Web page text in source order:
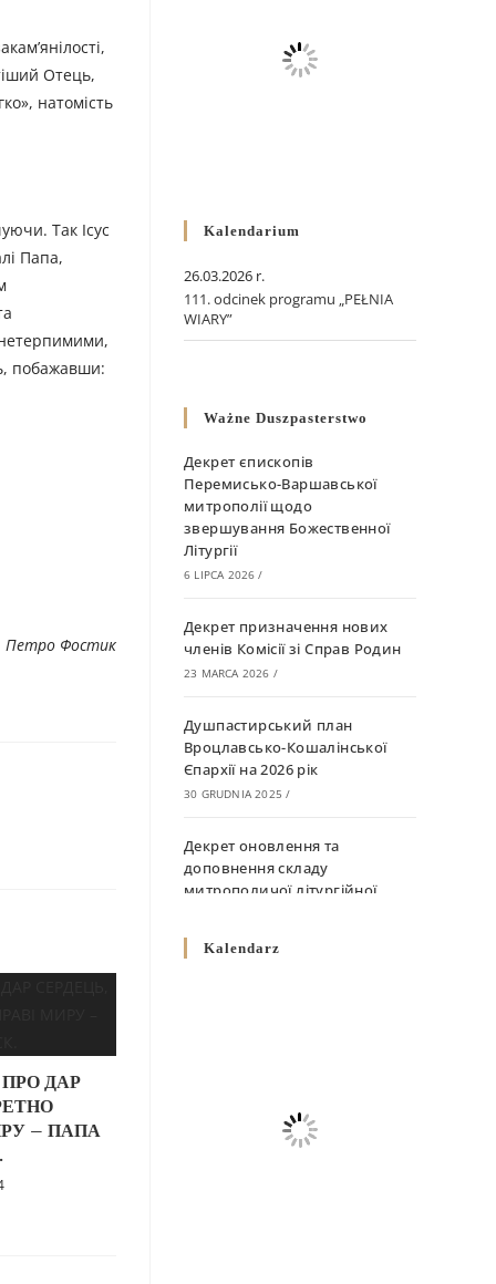
Отець,
натомість
Так Ісус
Папа,
побажавши:
Петро Фостик
ДАР
– ПАПА
Kalendarium
26.03.2026 r.
111. odcinek programu „PEŁNIA
WIARY”
Ważne Duszpasterstwo
Декрет єпископів
Перемисько-Варшавської
митрополії щодо
звершування Божественної
Літургії
6 LIPCA 2026 /
Декрет призначення нових
членів Комісії зі Справ Родин
23 MARCA 2026 /
Душпастирський план
Вроцлавсько-Кошалінської
Єпархії на 2026 рік
30 GRUDNIA 2025 /
Декрет оновлення та
доповнення складу
митрополичої літургійної
10 GRUDNIA 2025
Декрет про відзначення
Великодня і всіх рухомих
Kalendarz